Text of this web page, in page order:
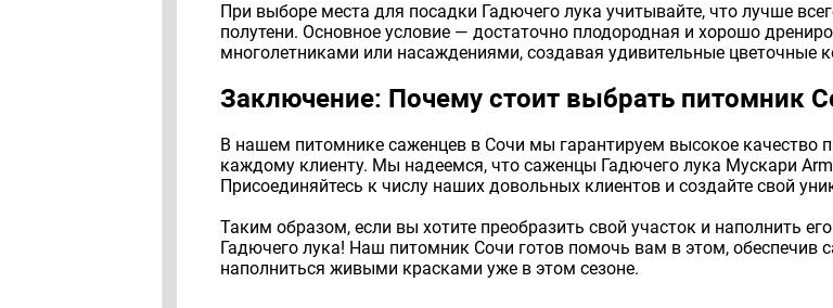
При выборе места для посадки Гадючего лука учитывайте, что лучше
полутени. Основное условие — достаточно плодородная и хорошо
многолетниками или насаждениями, создавая удивительные цветочные
Заключение: Почему стоит выбрать питомник
В нашем питомнике саженцев в Сочи мы гарантируем высокое качество
каждому клиенту. Мы надеемся, что саженцы Гадючего лука Мускари
Присоединяйтесь к числу наших довольных клиентов и создайте свой
Таким образом, если вы хотите преобразить свой участок и наполнить
Гадючего лука! Наш питомник Сочи готов помочь вам в этом, обеспечив
наполниться живыми красками уже в этом сезоне.